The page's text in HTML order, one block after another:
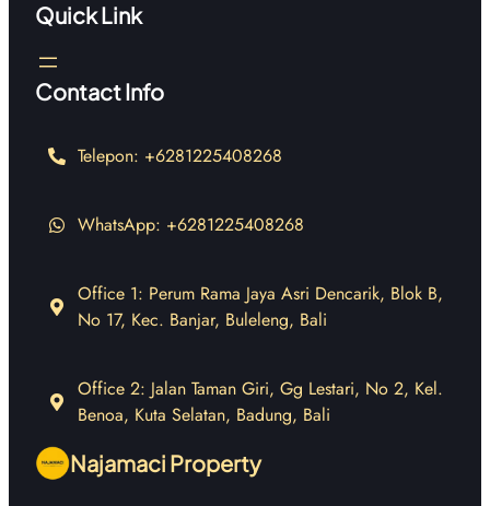
Quick Link
Contact Info
Telepon: +6281225408268
WhatsApp: +6281225408268
Office 1: Perum Rama Jaya Asri Dencarik, Blok B,
No 17, Kec. Banjar, Buleleng, Bali
Office 2: Jalan Taman Giri, Gg Lestari, No 2, Kel.
Benoa, Kuta Selatan, Badung, Bali
Najamaci Property